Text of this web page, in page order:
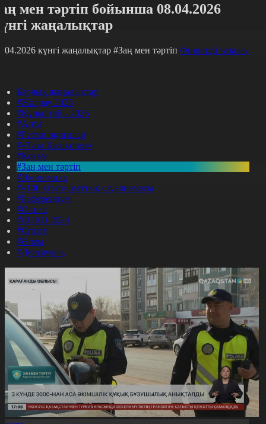
мен тәртіп бойынша 08.04.2026
жаңалықтар
күнгі жаңалықтар #Заң мен тәртіп Фильтрді тазалау
Барлық жаңалықтар
#Жолдау 2025
#Құрылтай - 2026
#Апта
#Ресми оқиғалар
#«Таза Қазақстан»
#Қоғам
#Заң мен тәртіп
#Экономика
#«100 кітап» ұлттық сауалнамасы
#Референдум
#Оқиға
#EURO 2024
#Спорт
#Әлем
#Денсаулық